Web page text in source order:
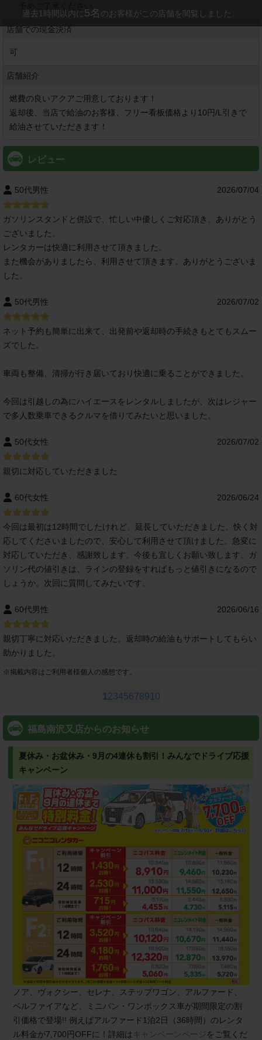
店舗での現金決済
可
店舗紹介
燃費の良いアクアご用意しております！
返却後、当店で給油のお客様、フリー看板価格より10円/L引きで
給油させていただきます！
レビュー
50代男性 2026/07/04
ガソリンスタンドと併設で、忙しい中優しくご対応頂き、ありがとう
ございました。
レンタカーは快適に利用させて頂きました。
また機会がありましたら、利用させて頂きます。ありがとうございま
した。
50代男性 2026/07/02
ネット予約も簡単に出来て、出発前や返却時の手続きもとてもスムー
ズでした。
車両も整備、清掃が行き届いており快適に乗ることができました。
今回は引越しの為にハイエースをレンタルしましたが、次はレジャー
で多人数乗車できるクルマを借りてみたいと思いました。
50代女性 2026/07/02
親切に対応していただきました
60代女性 2026/06/24
今回は最初は12時間でしたけれど、延長していただきました。快く対
応してくださいましたので、安心して利用させて頂けました。急変に
対応していただき、感謝致します。今後も宜しくお願い致します。ガ
ソリン代の値引きは、ラインの登録をすればもっと値引きになるので
しょうか。次回に質問してみたいです。
60代男性 2026/06/16
親切丁寧に対応いただきました。返却時の給油もサポートしてもらい
助かりました。
※ 掲載内容はご利用者様個人の感想です。
1 2345678910
福島南沢又店からのお知らせ
夏休み・お盆休み・9月の4連休も割引！みんなでドライブ応援
キャンペーン
ノア、ヴォクシー、セレナ、ステップワゴン、アルファード、
ベルファイアなど、ミニバン・ワンボックス車が期間限定の割
引価格で登場!! 例えばアルファード1泊2日（36時間）のレンタ
ル料金が7,700円OFFに！詳細は キャンペーンページをご覧くだ
過去1時間以内に 5名 のお客様がこの店舗を閲覧しました。